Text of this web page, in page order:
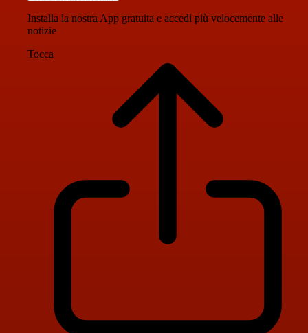
Installa la nostra App gratuita e accedi più velocemente alle
notizie
Tocca